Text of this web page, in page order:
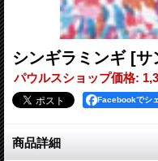
シンギラミンギ [サ
パウルスショップ価格:
Facebookでシ
商品詳細